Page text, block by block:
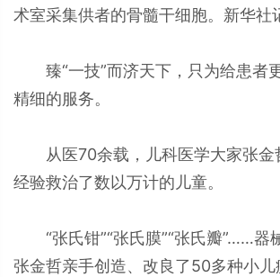
术室采集供者的骨髓干细胞。新华社
臻“一技”而济天下，只为给患者
精细的服务。
从医70余载，儿科医学大家张金
经验救治了数以万计的儿童。
“张氏钳”“张氏膜”“张氏瓣”……器
张金哲亲手创造、改良了50多种小